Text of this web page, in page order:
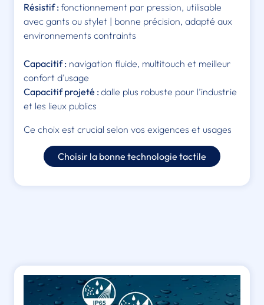
Résistif :fonctionnement par pression, utilisable
avec gants ou stylet | bonne précision, adapté aux
environnements contraints
Capacitif : navigation fluide, multitouch et meilleur
confort d’usage
Capacitif projeté :dalle plus robuste pour l’industrie
et les lieux publics
Ce choix est crucial selon vos exigences et usages
Choisir la bonne technologie tactile